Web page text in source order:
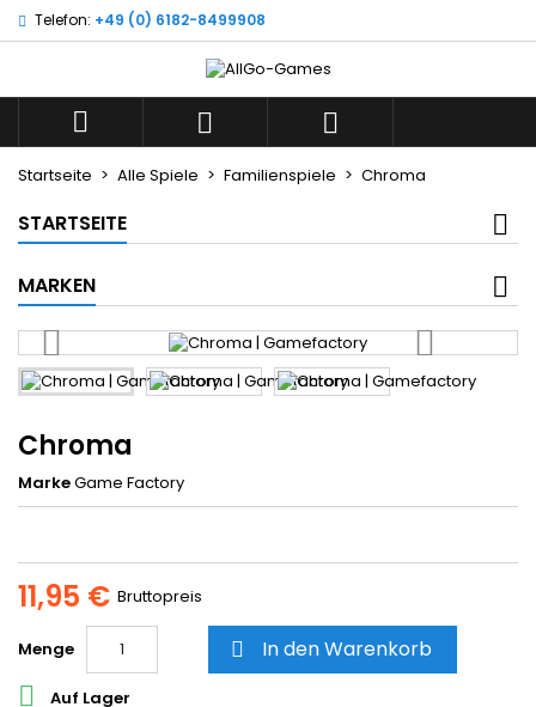
Telefon: +49 (0) 6182-8499908
  
Startseite Alle Spiele Familienspiele Chroma
STARTSEITE
MARKEN
Chroma
MarkeGame Factory
11,95 € Bruttopreis
Menge  In den Warenkorb
 Auf Lager
Wunschliste ×
add_circle_outline
Neue Liste anlegen
((title)) ×
((label))
Anmelden ×
Sie müssen angemeldet sein, um Artikel Ihrer
Wunschliste hinzufügen zu können.